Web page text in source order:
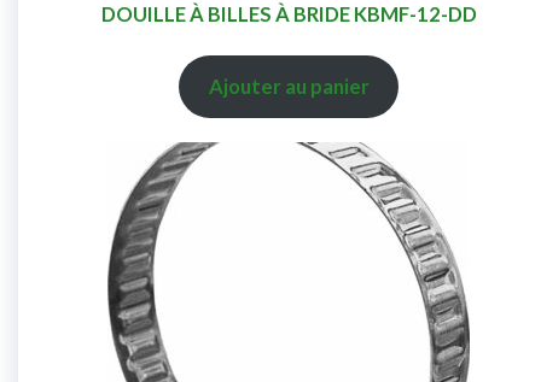
DOUILLE À BILLES À BRIDE KBMF-12-DD
Ajouter au panier